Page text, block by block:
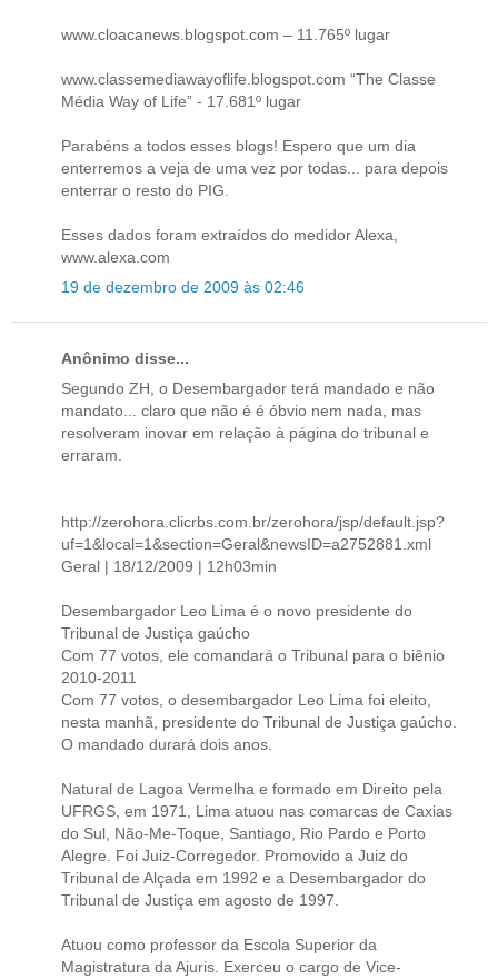
www.cloacanews.blogspot.com – 11.765º lugar
www.classemediawayoflife.blogspot.com “The Classe
Média Way of Life” - 17.681º lugar
Parabéns a todos esses blogs! Espero que um dia
enterremos a veja de uma vez por todas... para depois
enterrar o resto do PIG.
Esses dados foram extraídos do medidor Alexa,
www.alexa.com
19 de dezembro de 2009 às 02:46
Anônimo disse...
Segundo ZH, o Desembargador terá mandado e não
mandato... claro que não é é óbvio nem nada, mas
resolveram inovar em relação à página do tribunal e
erraram.
http://zerohora.clicrbs.com.br/zerohora/jsp/default.jsp?
uf=1&local=1&section=Geral&newsID=a2752881.xml
Geral | 18/12/2009 | 12h03min
Desembargador Leo Lima é o novo presidente do
Tribunal de Justiça gaúcho
Com 77 votos, ele comandará o Tribunal para o biênio
2010-2011
Com 77 votos, o desembargador Leo Lima foi eleito,
nesta manhã, presidente do Tribunal de Justiça gaúcho.
O mandado durará dois anos.
Natural de Lagoa Vermelha e formado em Direito pela
UFRGS, em 1971, Lima atuou nas comarcas de Caxias
do Sul, Não-Me-Toque, Santiago, Rio Pardo e Porto
Alegre. Foi Juiz-Corregedor. Promovido a Juiz do
Tribunal de Alçada em 1992 e a Desembargador do
Tribunal de Justiça em agosto de 1997.
Atuou como professor da Escola Superior da
Magistratura da Ajuris. Exerceu o cargo de Vice-